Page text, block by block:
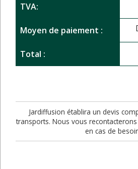
TVA:
Moyen de paiement :
Total :
Jardiffusion établira un devis
transports. Nous vous
en cas de